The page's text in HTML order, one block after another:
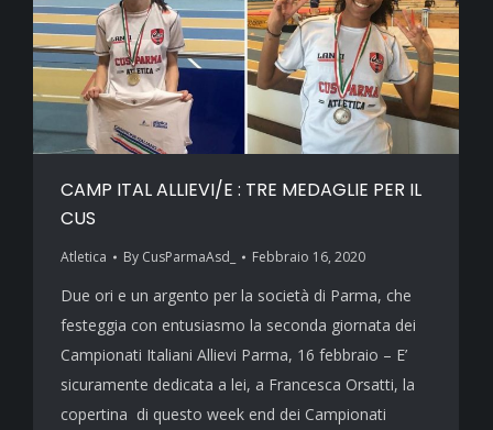
CAMP ITAL ALLIEVI/E : TRE MEDAGLIE PER IL
CUS
Atletica By CusParmaAsd_ Febbraio 16, 2020
Due ori e un argento per la società di Parma, che
festeggia con entusiasmo la seconda giornata dei
Campionati Italiani Allievi Parma, 16 febbraio – E’
sicuramente dedicata a lei, a Francesca Orsatti, la
copertina di questo week end dei Campionati